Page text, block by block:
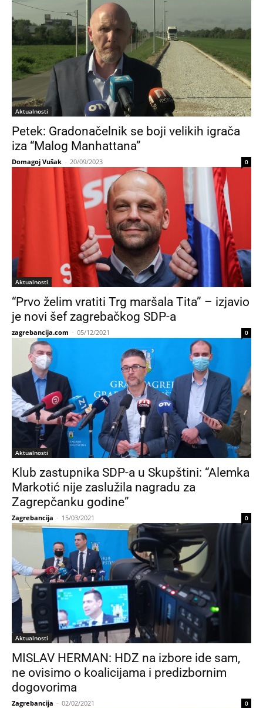
Aktualnosti
Petek: Gradonačelnik se boji velikih igrača
iza “Malog Manhattana”
Domagoj Vušak - 20/09/2023 0
Aktualnosti
“Prvo želim vratiti Trg maršala Tita” – izjavio
je novi šef zagrebačkog SDP-a
zagrebancija.com - 05/12/2021 0
Aktualnosti
Klub zastupnika SDP-a u Skupštini: “Alemka
Markotić nije zaslužila nagradu za
Zagrepčanku godine”
Zagrebancija - 15/03/2021 0
Aktualnosti
MISLAV HERMAN: HDZ na izbore ide sam,
ne ovisimo o koalicijama i predizbornim
dogovorima
Zagrebancija - 02/02/2021 0